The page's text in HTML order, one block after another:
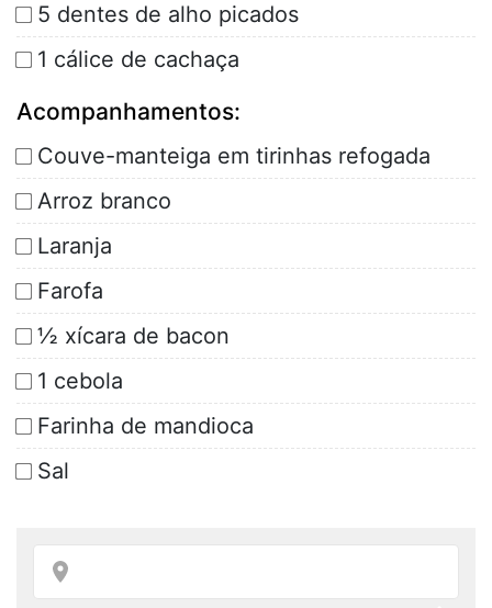
5 dentes de alho picados
1 cálice de cachaça
Acompanhamentos:
Couve-manteiga em tirinhas refogada
Arroz branco
Laranja
Farofa
½ xícara de bacon
1 cebola
Farinha de mandioca
Sal